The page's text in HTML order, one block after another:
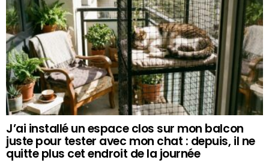
J’ai installé un espace clos sur mon balcon
juste pour tester avec mon chat : depuis, il ne
quitte plus cet endroit de la journée